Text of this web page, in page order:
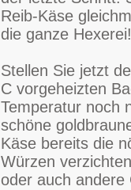
Reib-Käse
die ganze Hexerei!
Stellen Sie jetzt
C vorgeheizten
Temperatur noch
schöne
Käse bereits die
Würzen
oder auch